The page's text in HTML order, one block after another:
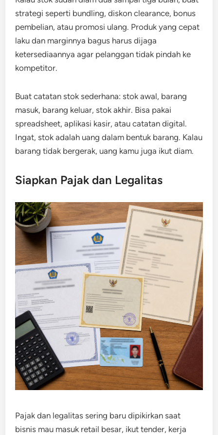
strategi seperti bundling, diskon clearance, bonus
pembelian, atau promosi ulang. Produk yang cepat
laku dan marginnya bagus harus dijaga
ketersediaannya agar pelanggan tidak pindah ke
kompetitor.
Buat catatan stok sederhana: stok awal, barang
masuk, barang keluar, stok akhir. Bisa pakai
spreadsheet, aplikasi kasir, atau catatan digital.
Ingat, stok adalah uang dalam bentuk barang. Kalau
barang tidak bergerak, uang kamu juga ikut diam.
Siapkan Pajak dan Legalitas
Pajak dan legalitas sering baru dipikirkan saat
bisnis mau masuk retail besar, ikut tender, kerja